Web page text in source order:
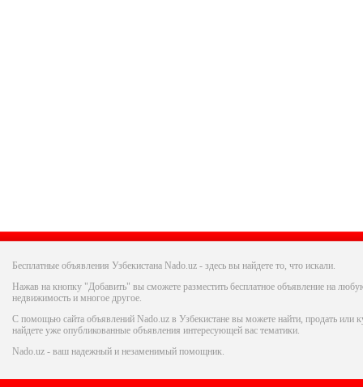
Бесплатные объявления Узбекистана Nado.uz - здесь вы найдете то, что искали.
Нажав на кнопку "Добавить" вы сможете разместить бесплатное объявление на
недвижимость и многое другое.
С помощью сайта объявлений Nado.uz в Узбекистане вы можете найти, продать или
найдете уже опубликованные объявления интересующей вас тематики.
Nado.uz - ваш надежный и незаменимый помощник.